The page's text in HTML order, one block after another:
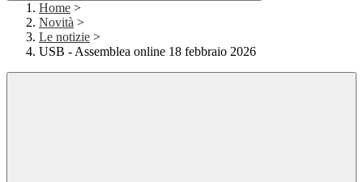
Home >
Novità >
Le notizie >
USB - Assemblea online 18 febbraio 2026